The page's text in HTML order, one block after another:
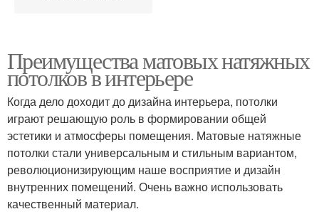
Преимущества матовых натяжных
потолков в интерьере
Когда дело доходит до дизайна интерьера, потолки
играют решающую роль в формировании общей
эстетики и атмосферы помещения. Матовые натяжные
потолки стали универсальным и стильным вариантом,
революционизирующим наше восприятие и дизайн
внутренних помещений. Очень важно использовать
качественный материал.